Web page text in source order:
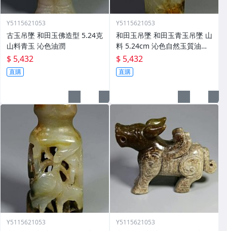
Y5115621053
古玉吊墜 和田玉佛造型 5.24克
山料青玉 沁色油潤
$ 5,432
直購
Y5115621053
和田玉吊墜 和田玉青玉吊墜 山
料 5.24cm 沁色自然玉質油潤
(5)
$ 5,432
直購
Y5115621053 Y5115621053